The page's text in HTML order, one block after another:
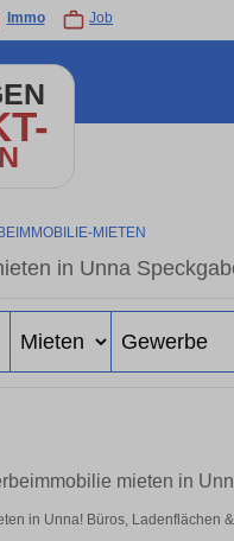
Immo Job
MIETEN
in Unna
mieten in
in Unna! Büros, Ladenflächen